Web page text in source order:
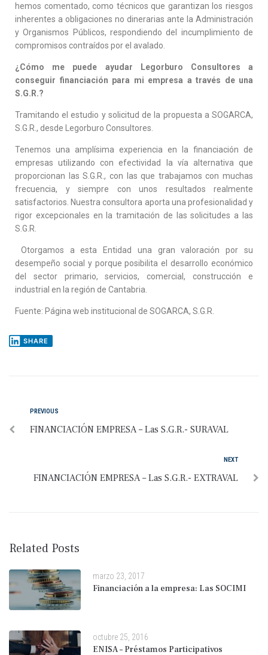
hemos comentado, como técnicos que garantizan los riesgos
inherentes a obligaciones no dinerarias ante la Administración
y Organismos Públicos, respondiendo del incumplimiento de
compromisos contraídos por el avalado.
¿Cómo me puede ayudar Legorburo Consultores a
conseguir financiación para mi empresa a través de una
S.G.R.?
Tramitando el estudio y solicitud de la propuesta a SOGARCA,
S.G.R., desde Legorburo Consultores.
Tenemos una amplísima experiencia en la financiación de
empresas utilizando con efectividad la vía alternativa que
proporcionan las S.G.R., con las que trabajamos con muchas
frecuencia, y siempre con unos resultados realmente
satisfactorios. Nuestra consultora aporta una profesionalidad y
rigor excepcionales en la tramitación de las solicitudes a las
S.G.R.
Otorgamos a esta Entidad una gran valoración por su
desempeño social y porque posibilita el desarrollo económico
del sector primario, servicios, comercial, construcción e
industrial en la región de Cantabria.
Fuente: Página web institucional de SOGARCA, S.G.R.
SHARE
PREVIOUS
FINANCIACIÓN EMPRESA – Las S.G.R.- SURAVAL
NEXT
FINANCIACIÓN EMPRESA – Las S.G.R.- EXTRAVAL
Related Posts
marzo 23, 2017
Financiación a la empresa: Las SOCIMI
octubre 25, 2016
ENISA – Préstamos Participativos